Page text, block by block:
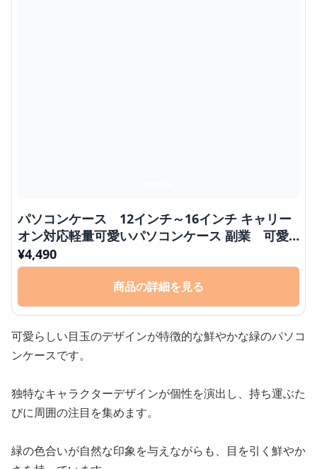
パソコンケース 12インチ～16インチ キャリー
オン対応軽量可愛いパソコンケース 副業 可愛
い
¥4,490
商品の詳細を見る
可愛らしい目玉のデザインが特徴的な鮮やかな緑のパソコ
ンケースです。
独特なキャラクターデザインが個性を演出し、持ち運ぶた
びに周囲の注目を集めます。
緑の色合いが自然な印象を与えながらも、目を引く鮮やか